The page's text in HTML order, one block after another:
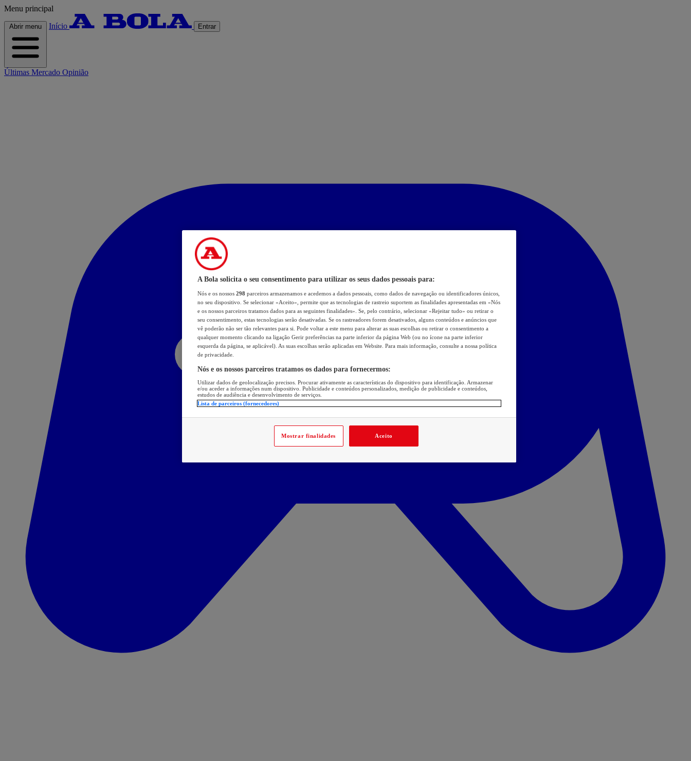
Menu principal
Abrir menu Início Entrar
Últimas Mercado Opinião
A Bola solicita o seu consentimento para utilizar os seus dados pessoais para:
Nós e os nossos 298 parceiros armazenamos e acedemos a dados pessoais, como dados de navegação ou identificadores únicos,
no seu dispositivo. Se selecionar «Aceito», permite que as tecnologias de rastreio suportem as finalidades apresentadas em «Nós
e os nossos parceiros tratamos dados para as seguintes finalidades». Se, pelo contrário, selecionar «Rejeitar tudo» ou retirar o
seu consentimento, estas tecnologias serão desativadas. Se os rastreadores forem desativados, alguns conteúdos e anúncios que
vê poderão não ser tão relevantes para si. Pode voltar a este menu para alterar as suas escolhas ou retirar o consentimento a
qualquer momento clicando na ligação Gerir preferências na parte inferior da página Web (ou no ícone na parte inferior
esquerda da página, se aplicável). As suas escolhas serão aplicadas em Website. Para mais informação, consulte a nossa política
de privacidade.
Nós e os nossos parceiros tratamos os dados para fornecermos:
Utilizar dados de geolocalização precisos. Procurar ativamente as características do dispositivo para identificação. Armazenar
e/ou aceder a informações num dispositivo. Publicidade e conteúdos personalizados, medição de publicidade e conteúdos,
estudos de audiência e desenvolvimento de serviços.
Lista de parceiros (fornecedores)
Mostrar finalidades Aceito